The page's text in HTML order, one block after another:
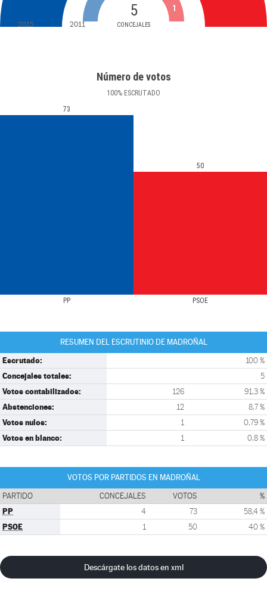
5
CONCEJALES
1
2015 2011
Número de votos
100% ESCRUTADO
PP PSOE
73
50
RESUMEN DEL ESCRUTINIO DE MADROÑAL
Escrutado: 100 %
Concejales totales: 5
Votos contabilizados: 126 91,3 %
Abstenciones: 12 8,7 %
Votos nulos: 1 0,79 %
Votos en blanco: 1 0,8 %
VOTOS POR PARTIDOS EN MADROÑAL
PARTIDO CONCEJALES VOTOS %
PP 4 73 58,4 %
PSOE 1 50 40 %
Descárgate los datos en xml